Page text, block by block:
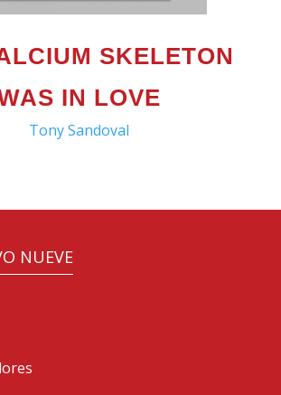
SKELETON
IN LOVE
Tony Sandoval
NUEVE